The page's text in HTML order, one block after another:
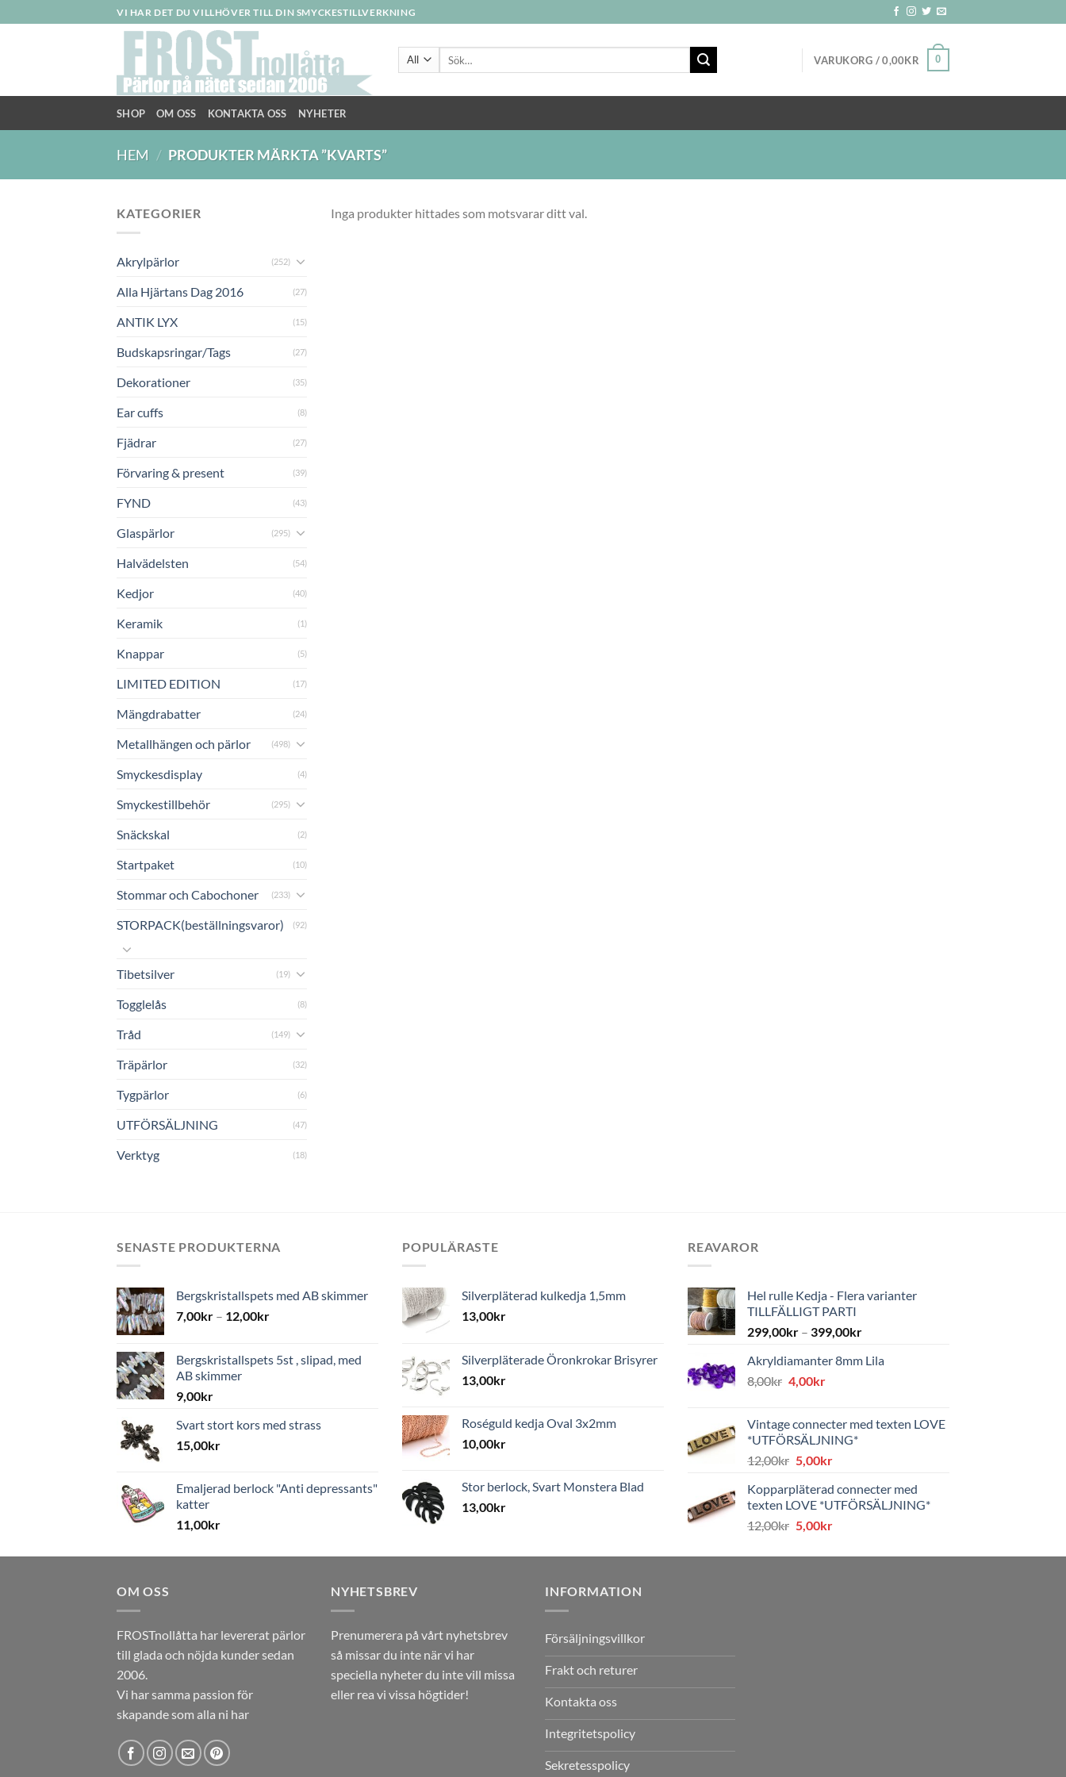
to
VI HAR DET DU VILLHÖVER TILL DIN SMYCKESTILLVERKNING
VARUKORG /0,00KR 0
SHOP OM OSS KONTAKTA OSS NYHETER
HEM / PRODUKTER MÄRKTA ”KVARTS”
KATEGORIER
Akrylpärlor (252)
Alla Hjärtans Dag 2016 (27)
ANTIK LYX (15)
Budskapsringar/Tags (27)
Dekorationer (35)
Ear cuffs (8)
Fjädrar (27)
Förvaring & present (39)
FYND (43)
Glaspärlor (295)
Halvädelsten (54)
Kedjor (40)
Keramik (1)
Knappar (5)
LIMITED EDITION (17)
Mängdrabatter (24)
Metallhängen och pärlor (498)
Smyckesdisplay (4)
Smyckestillbehör (295)
Snäckskal (2)
Startpaket (10)
Stommar och Cabochoner (233)
STORPACK(beställningsvaror) (92)
Tibetsilver (19)
Togglelås (8)
Tråd (149)
Träpärlor (32)
Tygpärlor (6)
UTFÖRSÄLJNING (47)
Verktyg (18)
Inga produkter hittades som motsvarar ditt val.
SENASTE PRODUKTERNA
Bergskristallspets med AB skimmer
7,00kr – 12,00kr
Bergskristallspets 5st , slipad, med
AB skimmer
9,00kr
Svart stort kors med strass
15,00kr
Emaljerad berlock "Anti depressants"
katter
11,00kr
POPULÄRASTE
Silverpläterad kulkedja 1,5mm
13,00kr
Silverpläterade Öronkrokar Brisyrer
13,00kr
Roséguld kedja Oval 3x2mm
10,00kr
Stor berlock, Svart Monstera Blad
13,00kr
REAVAROR
Hel rulle Kedja - Flera varianter
TILLFÄLLIGT PARTI
299,00kr – 399,00kr
Akryldiamanter 8mm Lila
8,00kr Det
var:
8,00kr.
4,00krDet
är:
4,00kr.
Vintage connecter med texten LOVE
*UTFÖRSÄLJNING*
12,00kr Det
priset
var:
12,00kr.
5,00krDet
priset
är:
5,00kr.
Kopparpläterad connecter med
texten LOVE *UTFÖRSÄLJNING*
12,00kr Det
priset
5,00krDet
priset
OM OSS
FROSTnollåtta har levererat pärlor
till glada och nöjda kunder sedan
2006.
Vi har samma passion för
skapande som alla ni har
NYHETSBREV
Prenumerera på vårt nyhetsbrev
så missar du inte när vi har
speciella nyheter du inte vill missa
eller rea vi vissa högtider!
INFORMATION
Försäljningsvillkor
Frakt och returer
Kontakta oss
Integritetspolicy
Sekretesspolicy